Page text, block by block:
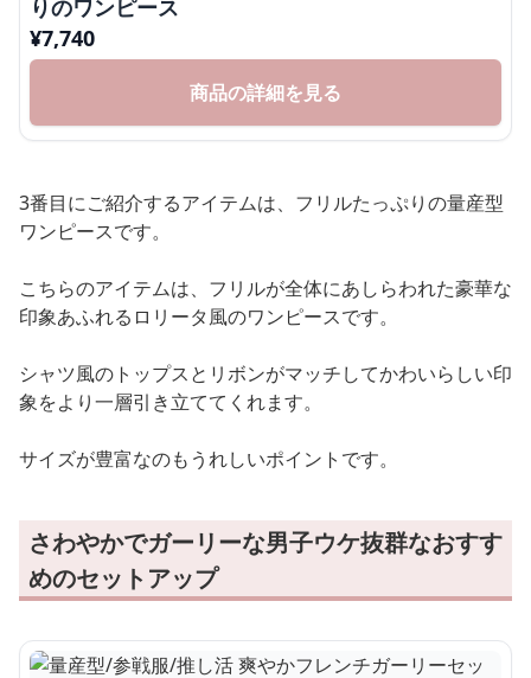
りのワンピース
¥7,740
商品の詳細を見る
3番目にご紹介するアイテムは、フリルたっぷりの量産型
ワンピースです。
こちらのアイテムは、フリルが全体にあしらわれた豪華な
印象あふれるロリータ風のワンピースです。
シャツ風のトップスとリボンがマッチしてかわいらしい印
象をより一層引き立ててくれます。
サイズが豊富なのもうれしいポイントです。
さわやかでガーリーな男子ウケ抜群なおすす
めのセットアップ